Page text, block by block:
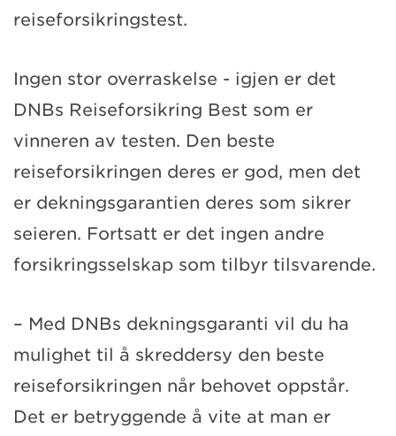
reiseforsikringstest.
Ingen stor overraskelse - igjen er det
DNBs Reiseforsikring Best som er
vinneren av testen. Den beste
reiseforsikringen deres er god, men det
er dekningsgarantien deres som sikrer
seieren. Fortsatt er det ingen andre
forsikringsselskap som tilbyr tilsvarende.
– Med DNBs dekningsgaranti vil du ha
mulighet til å skreddersy den beste
reiseforsikringen når behovet oppstår.
Det er betryggende å vite at man er